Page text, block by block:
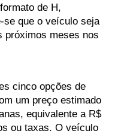
de H,
que o veículo seja
próximos meses nos
cinco opções de
um preço estimado
equivalente a R$
ou taxas. O veículo